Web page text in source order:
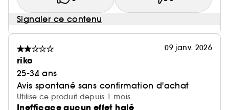
Signaler ce contenu
09 janv. 2026
riko
25-34 ans
Avis spontané sans confirmation d'achat
Utilise ce produit depuis 1 mois